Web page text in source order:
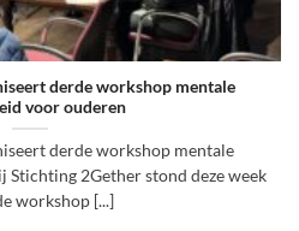
derde workshop mentale
voor ouderen
derde workshop mentale
Stichting 2Gether stond deze week
workshop [...]